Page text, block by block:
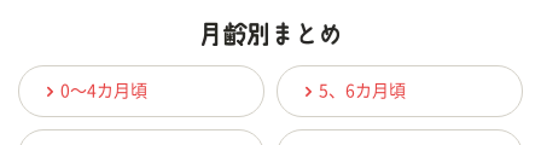
0〜4カ月頃 5、6カ月頃